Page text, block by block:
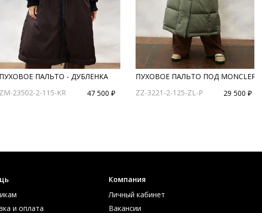
ПУХОВОЕ ПАЛЬТО - ДУБЛЕНКА
ZM-23502-2-115-KR
47 500 ₽
ПУХОВОЕ ПАЛЬТО ПОД MONCLER
ZZ-3221-2-125-ZL-P
29 500 ₽
и оплата
Компания
Личный кабинет
Вакансии